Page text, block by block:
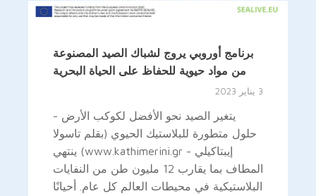
برنامج أوروبي يروج لشباك الصيد المصنوعة
من مواد حيوية للحفاظ على الحياة البحرية
3 يناير 2023
يتغير الصيد نحو الأفضل لكوكب الأرض -
حلول متطورة للبلاستيك الحيوي (بقلم تاسولا
إيبتاكيلي - www.kathimerini.gr) ينتهي
المطاف بما يقارب 12 مليون طن من النفايات
البلاستيكية في محيطات العالم كل عام. أحيانًا